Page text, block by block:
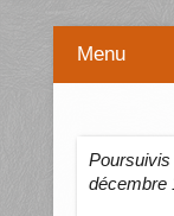
Menu
décembre